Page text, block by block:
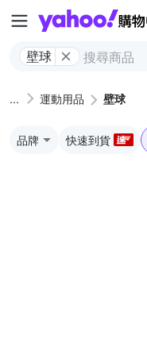
壁球
運動用品 壁球
品牌 快速到貨